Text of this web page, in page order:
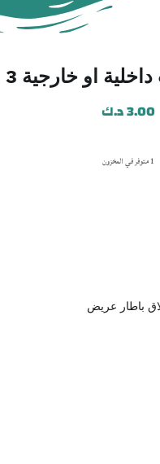
او خارجية 3
3.00د.ك
1 متوفر في المخزون
باطار عريض